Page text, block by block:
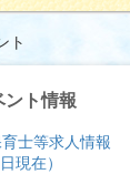
ト
ント情報
士等求人情報
現在）